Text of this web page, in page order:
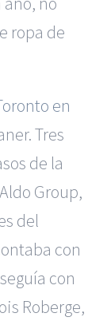
ropa de
en
Tres
de la
Group,
del
con
con
Roberge,